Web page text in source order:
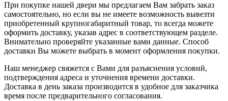
При покупке нашей двери мы предлагаем Вам забрать заказ
самостоятельно, но если вы не имеете возможность вывезти
приобретенный крупногабаритный товар, то всегда можете
оформить доставку, указав адрес в соответствующем разделе.
Внимательно проверяйте указанные вами данные. Способ
доставки Вы можете выбрать в момент оформления покупки.
Наш менеджер свяжется с Вами для разъяснения условий,
подтверждения адреса и уточнения времени доставки.
Доставка в день заказа производится в удобное для заказчика
время после предварительного согласования.